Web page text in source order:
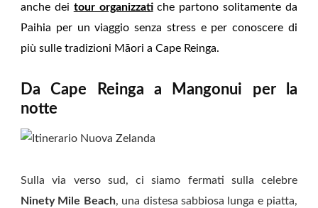
anche dei tour organizzatiche partono solitamente da
Paihia per un viaggio senza stress e per conoscere di
più sulle tradizioni Māori a Cape Reinga.
Da Cape Reinga a Mangonui per la
notte
Sulla via verso sud, ci siamo fermati sulla celebre
Ninety Mile Beach, una distesa sabbiosa lunga e piatta,